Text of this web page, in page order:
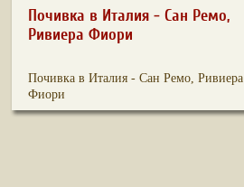
Почивка в Италия - Сан Ремо,
Ривиера Фиори
Почивка в Италия - Сан Ремо, Ривиера
Фиори